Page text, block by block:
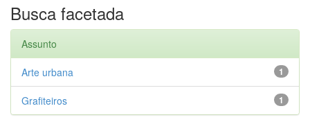
Busca facetada
Assunto
1
Arte urbana
1
Grafiteiros